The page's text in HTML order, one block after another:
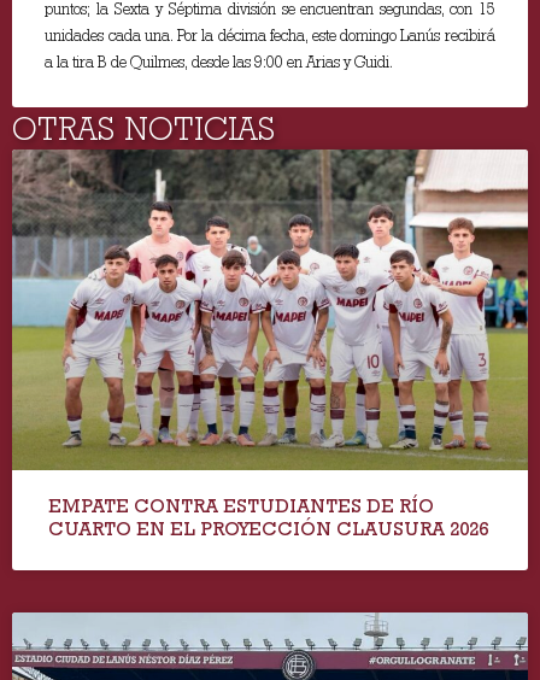
puntos; la Sexta y Séptima división se encuentran segundas, con 15
unidades cada una. Por la décima fecha, este domingo Lanús recibirá
a la tira B de Quilmes, desde las 9:00 en Arias y Guidi.
OTRAS NOTICIAS
EMPATE CONTRA ESTUDIANTES DE RÍO
CUARTO EN EL PROYECCIÓN CLAUSURA 2026